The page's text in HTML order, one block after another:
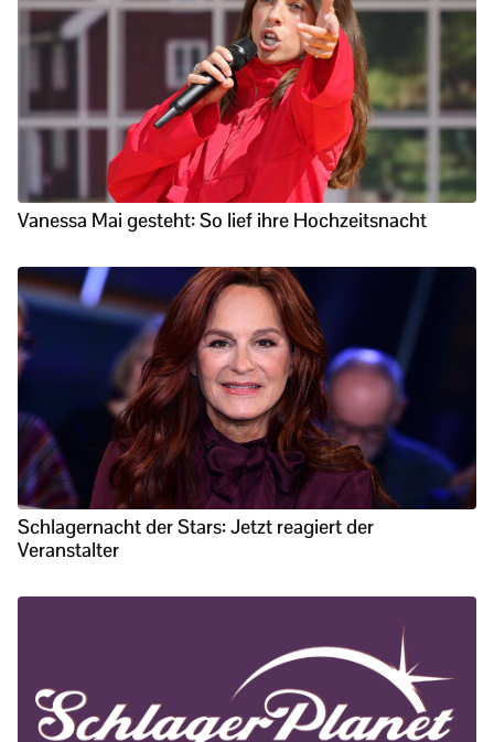
Vanessa Mai gesteht: So lief ihre Hochzeitsnacht
Schlagernacht der Stars: Jetzt reagiert der
Veranstalter